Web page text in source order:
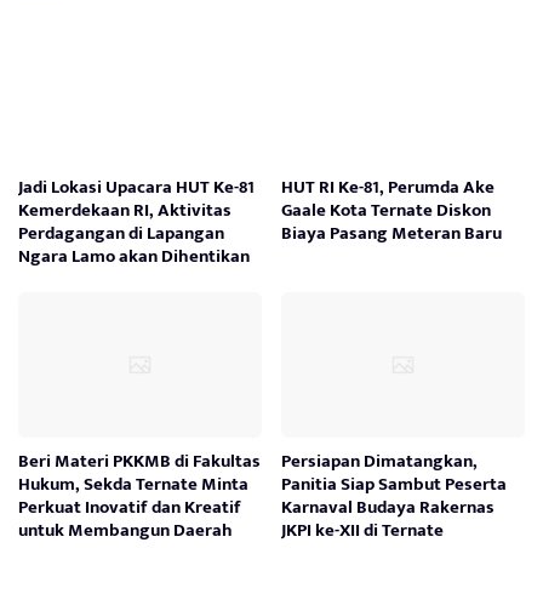
Jadi Lokasi Upacara HUT Ke-81
Kemerdekaan RI, Aktivitas
Perdagangan di Lapangan
Ngara Lamo akan Dihentikan
HUT RI Ke-81, Perumda Ake
Gaale Kota Ternate Diskon
Biaya Pasang Meteran Baru
Beri Materi PKKMB di Fakultas
Hukum, Sekda Ternate Minta
Perkuat Inovatif dan Kreatif
untuk Membangun Daerah
Persiapan Dimatangkan,
Panitia Siap Sambut Peserta
Karnaval Budaya Rakernas
JKPI ke-XII di Ternate